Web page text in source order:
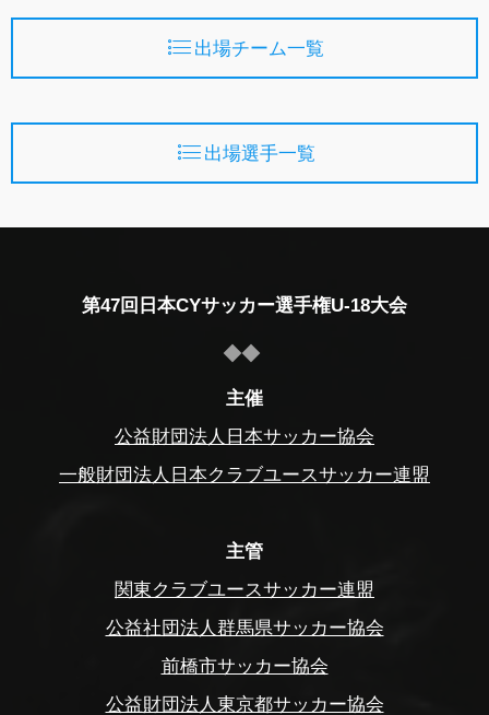
出場チーム一覧
出場選手一覧
第47回日本CYサッカー選手権U-18大会
主催
公益財団法人日本サッカー協会
一般財団法人日本クラブユースサッカー連盟
主管
関東クラブユースサッカー連盟
公益社団法人群馬県サッカー協会
前橋市サッカー協会
公益財団法人東京都サッカー協会